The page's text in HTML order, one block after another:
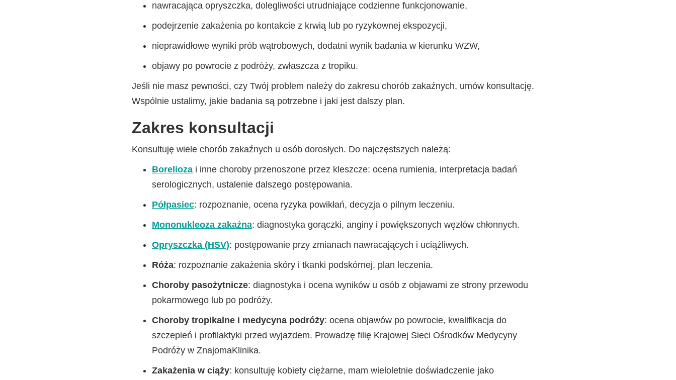
nawracająca opryszczka, dolegliwości utrudniające codzienne funkcjonowanie,
podejrzenie zakażenia po kontakcie z krwią lub po ryzykownej ekspozycji,
nieprawidłowe wyniki prób wątrobowych, dodatni wynik badania w kierunku WZW,
objawy po powrocie z podróży, zwłaszcza z tropiku.
Jeśli nie masz pewności, czy Twój problem należy do zakresu chorób zakaźnych, umów konsultację.
Wspólnie ustalimy, jakie badania są potrzebne i jaki jest dalszy plan.
Zakres konsultacji
Konsultuję wiele chorób zakaźnych u osób dorosłych. Do najczęstszych należą:
Borelioza i inne choroby przenoszone przez kleszcze: ocena rumienia, interpretacja badań
serologicznych, ustalenie dalszego postępowania.
Półpasiec: rozpoznanie, ocena ryzyka powikłań, decyzja o pilnym leczeniu.
Mononukleoza zakaźna: diagnostyka gorączki, anginy i powiększonych węzłów chłonnych.
Opryszczka (HSV): postępowanie przy zmianach nawracających i uciążliwych.
Róża: rozpoznanie zakażenia skóry i tkanki podskórnej, plan leczenia.
Choroby pasożytnicze: diagnostyka i ocena wyników u osób z objawami ze strony przewodu
pokarmowego lub po podróży.
Choroby tropikalne i medycyna podróży: ocena objawów po powrocie, kwalifikacja do
szczepień i profilaktyki przed wyjazdem. Prowadzę filię Krajowej Sieci Ośrodków Medycyny
Podróży w ZnajomaKlinika.
Zakażenia w ciąży: konsultuję kobiety ciężarne, mam wieloletnie doświadczenie jako